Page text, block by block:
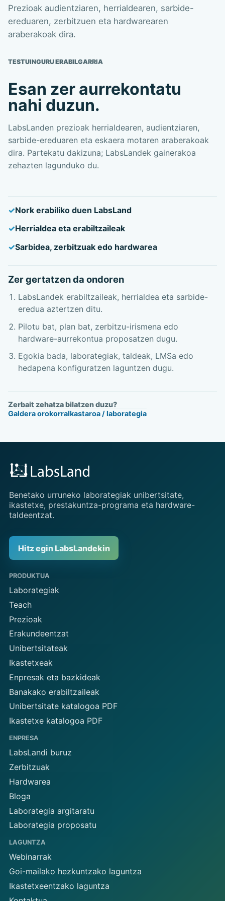
Prezioak audientziaren, herrialdearen, sarbide-
ereduaren, zerbitzuen eta hardwarearen
araberakoak dira.
TESTUINGURU ERABILGARRIA
Esan zer aurrekontatu
nahi duzun.
LabsLanden prezioak herrialdearen, audientziaren,
sarbide-ereduaren eta eskaera motaren araberakoak
dira. Partekatu dakizuna; LabsLandek gainerakoa
zehazten lagunduko du.
Nork erabiliko duen LabsLand
Herrialdea eta erabiltzaileak
Sarbidea, zerbitzuak edo hardwarea
Zer gertatzen da ondoren
LabsLandek erabiltzaileak, herrialdea eta sarbide-
eredua aztertzen ditu.
Pilotu bat, plan bat, zerbitzu-irismena edo
hardware-aurrekontua proposatzen dugu.
Egokia bada, laborategiak, taldeak, LMSa edo
hedapena konfiguratzen laguntzen dugu.
Zerbait zehatza bilatzen duzu?
Galdera orokorraIkastaroa / laborategia
Benetako urruneko laborategiak unibertsitate,
ikastetxe, prestakuntza-programa eta hardware-
taldeentzat.
Hitz egin LabsLandekin
PRODUKTUA
Laborategiak
Teach
Prezioak
Erakundeentzat
Unibertsitateak
Ikastetxeak
Enpresak eta bazkideak
Banakako erabiltzaileak
Unibertsitate katalogoa PDF
Ikastetxe katalogoa PDF
ENPRESA
LabsLandi buruz
Zerbitzuak
Hardwarea
Bloga
Laborategia argitaratu
Laborategia proposatu
LAGUNTZA
Webinarrak
Goi-mailako hezkuntzako laguntza
Ikastetxeentzako laguntza